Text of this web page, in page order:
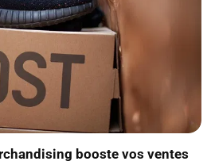
booste vos ventes